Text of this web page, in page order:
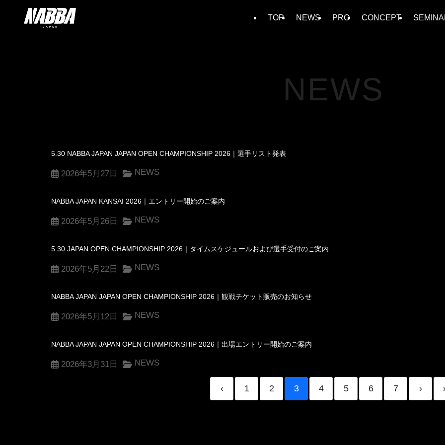
TOP NEWS PRO CONCEPT
NEWS
5.30 NABBA JAPAN JAPAN OPEN CHAMPIONSHIP 2026｜選手リスト発表
2026年5月27日 NEWS
NABBA JAPAN KANSAI 2026｜エントリー開始のご案内
2026年5月26日 NEWS
5.30 JAPAN OPEN CHAMPIONSHIP 2026｜タイムスケジュールおよび選手受付のご案内
2026年5月22日 NEWS
NABBA JAPAN JAPAN OPEN CHAMPIONSHIP 2026｜観戦チケット販売のお知らせ
2026年5月12日 NEWS
NABBA JAPAN JAPAN OPEN CHAMPIONSHIP 2026｜出場エントリー開始のご案内
2026年3月31日 NEWS
‹ 1 2 3 4 5 6 7 ›